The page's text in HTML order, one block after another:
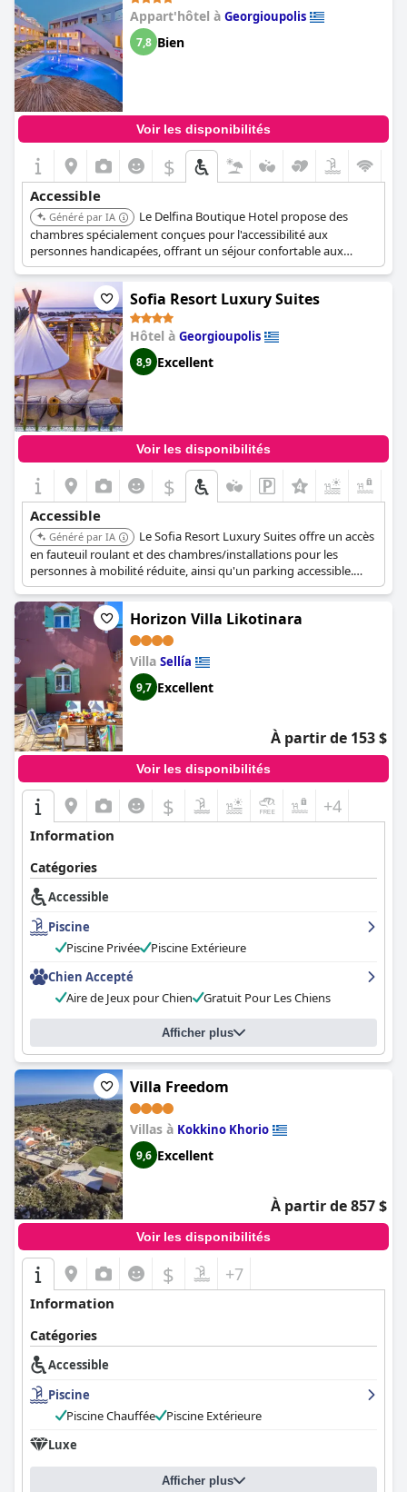
Appart'hôtel à Georgioupolis
7,8 Bien
Voir les disponibilités
$
Accessible
Généré par IA
Le Delfina Boutique Hotel propose des
chambres spécialement conçues pour l'accessibilité aux
personnes handicapées, offrant un séjour confortable aux
clients à mobilité réduite. L'hôtel dispose d'un accès en fauteuil
roulant et d'un ascenseur, permettant une circulation facile dans
toute la propriété et l'accès aux différents étages.
Sofia Resort Luxury Suites
Hôtel à Georgioupolis
8,9 Excellent
Voir les disponibilités
$
Accessible
Généré par IA
Le Sofia Resort Luxury Suites offre un accès
en fauteuil roulant et des chambres/installations pour les
personnes à mobilité réduite, ainsi qu'un parking accessible.
Cependant, il est important de noter que l'établissement ne
dispose pas d'ascenseurs, ce qui signifie que l'accessibilité
complète est limitée aux chambres du rez-de-chaussée et aux
espaces publics.
Horizon Villa Likotinara
Villa Sellía
9,7 Excellent
À partir de 153 $
Voir les disponibilités
$ +4
Information
Catégories
Accessible
Piscine
Piscine Privée
Piscine Extérieure
Chien Accepté
Aire de Jeux pour Chien
Gratuit Pour Les Chiens
Afficher plus
Villa Freedom
Villas à Kokkino Khorio
9,6 Excellent
À partir de 857 $
Voir les disponibilités
$ +7
Information
Catégories
Accessible
Piscine
Piscine Chauffée
Piscine Extérieure
Luxe
Afficher plus